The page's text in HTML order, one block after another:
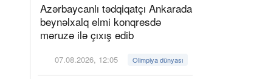
Azərbaycanlı tədqiqatçı Ankarada
beynəlxalq elmi konqresdə
məruzə ilə çıxış edib
07.08.2026, 12:05 Olimpiya dünyası